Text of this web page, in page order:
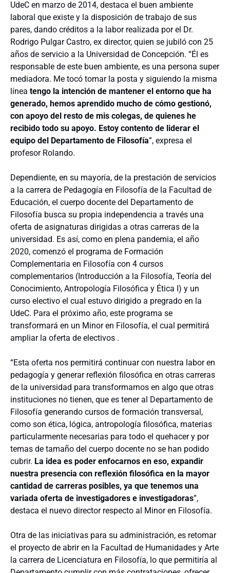
UdeC en marzo de 2014, destaca el buen ambiente
laboral que existe y la disposición de trabajo de sus
pares, dando créditos a la labor realizada por el Dr.
Rodrigo Pulgar Castro, ex director, quien se jubiló con 25
años de servicio a la Universidad de Concepción. “Él es
responsable de este buen ambiente, es una persona super
mediadora. Me tocó tomar la posta y siguiendo la misma
línea tengo la intención de mantener el entorno que ha
generado, hemos aprendido mucho de cómo gestionó,
con apoyo del resto de mis colegas, de quienes he
recibido todo su apoyo. Estoy contento de liderar el
equipo del Departamento de Filosofía”, expresa el
profesor Rolando.
Dependiente, en su mayoría, de la prestación de servicios
a la carrera de Pedagogía en Filosofía de la Facultad de
Educación, el cuerpo docente del Departamento de
Filosofía busca su propia independencia a través una
oferta de asignaturas dirigidas a otras carreras de la
universidad. Es así, como en plena pandemia, el año
2020, comenzó el programa de Formación
Complementaria en Filosofía con 4 cursos
complementarios (Introducción a la Filosofía, Teoría del
Conocimiento, Antropología Filosófica y Ética I) y un
curso electivo el cual estuvo dirigido a pregrado en la
UdeC. Para el próximo año, este programa se
transformará en un Minor en Filosofía, el cual permitirá
ampliar la oferta de electivos .
“Esta oferta nos permitirá continuar con nuestra labor en
pedagogía y generar reflexión filosófica en otras carreras
de la universidad para transformarnos en algo que otras
instituciones no tienen, que es tener al Departamento de
Filosofía generando cursos de formación transversal,
como son ética, lógica, antropología filosófica, materias
particularmente necesarias para todo el quehacer y por
temas de tamaño del cuerpo docente no se han podido
cubrir. La idea es poder enfocarnos en eso, expandir
nuestra presencia con reflexión filosófica en la mayor
cantidad de carreras posibles, ya que tenemos una
variada oferta de investigadores e investigadoras”,
destaca el nuevo director respecto al Minor en Filosofía.
Otra de las iniciativas para su administración, es retomar
el proyecto de abrir en la Facultad de Humanidades y Arte
la carrera de Licenciatura en Filosofía, lo que permitiría al